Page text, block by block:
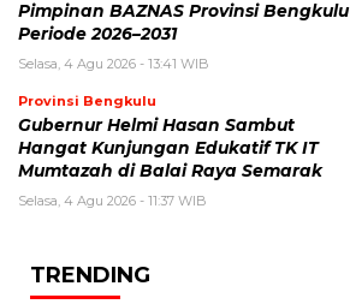
Pimpinan BAZNAS Provinsi Bengkulu
Periode 2026–2031
Selasa, 4 Agu 2026 - 13:41 WIB
Provinsi Bengkulu
Gubernur Helmi Hasan Sambut
Hangat Kunjungan Edukatif TK IT
Mumtazah di Balai Raya Semarak
Selasa, 4 Agu 2026 - 11:37 WIB
TRENDING